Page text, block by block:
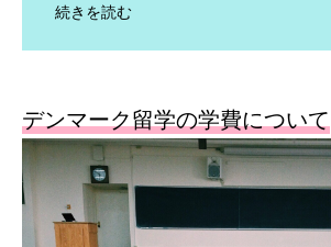
続きを読む
デンマーク留学の学費について